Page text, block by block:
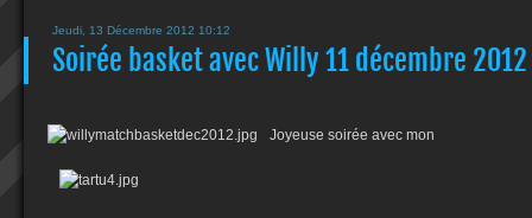
Jeudi, 13 Décembre 2012 10:12
Soirée basket avec Willy 11 décembre 2012
Joyeuse soirée avec mon